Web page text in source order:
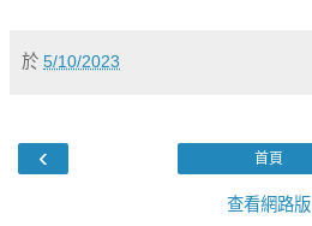
於 5/10/2023
‹ 首頁
查看網路版